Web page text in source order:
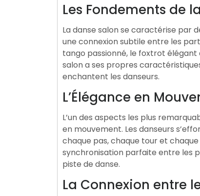
Les Fondements de
La danse salon se caractérise par
une connexion subtile entre les
tango passionné, le foxtrot élégant
salon a ses propres
enchantent les danseurs.
L’Élégance en
L’un des aspects les plus
en mouvement. Les danseurs
chaque pas, chaque tour et
synchronisation parfaite entre les
piste de danse.
La Connexion entre